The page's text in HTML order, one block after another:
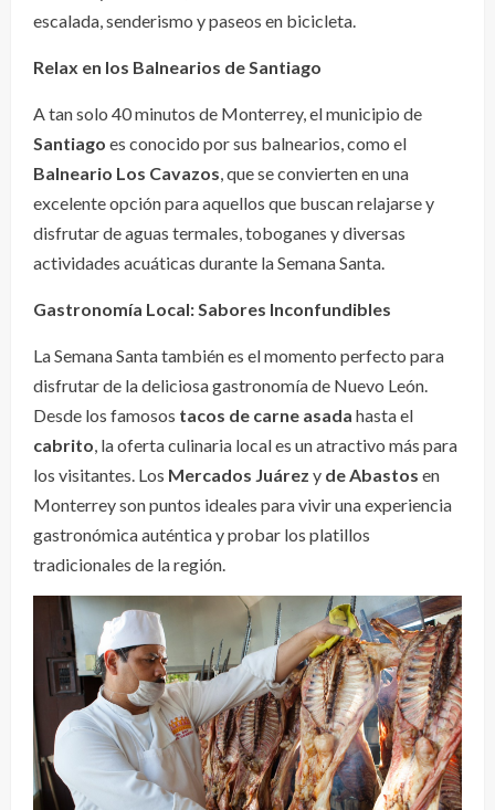
escalada, senderismo y paseos en bicicleta.
Relax en los Balnearios de Santiago
A tan solo 40 minutos de Monterrey, el municipio de
Santiago es conocido por sus balnearios, como el
Balneario Los Cavazos , que se convierten en una
excelente opción para aquellos que buscan relajarse y
disfrutar de aguas termales, toboganes y diversas
actividades acuáticas durante la Semana Santa.
Gastronomía Local: Sabores Inconfundibles
La Semana Santa también es el momento perfecto para
disfrutar de la deliciosa gastronomía de Nuevo León.
Desde los famosos tacos de carne asada hasta el
cabrito , la oferta culinaria local es un atractivo más para
los visitantes. Los Mercados Juárez y de Abastos en
Monterrey son puntos ideales para vivir una experiencia
gastronómica auténtica y probar los platillos
tradicionales de la región.